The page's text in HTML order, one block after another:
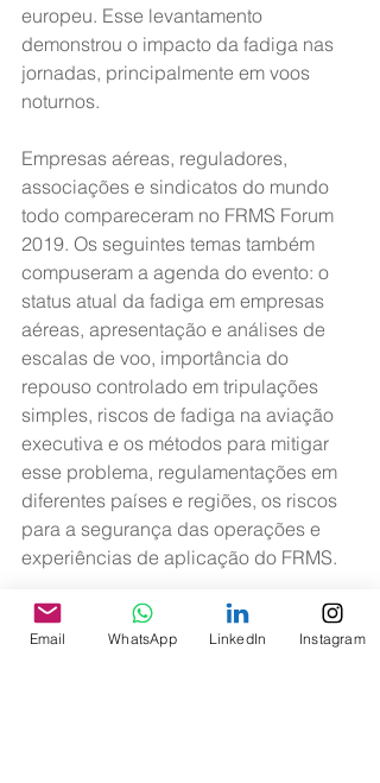
europeu. Esse levantamento
demonstrou o impacto da fadiga nas
jornadas, principalmente em voos
noturnos.
Empresas aéreas, reguladores,
associações e sindicatos do mundo
todo compareceram no FRMS Forum
2019. Os seguintes temas também
compuseram a agenda do evento: o
status atual da fadiga em empresas
aéreas, apresentação e análises de
escalas de voo, importância do
repouso controlado em tripulações
simples, riscos de fadiga na aviação
executiva e os métodos para mitigar
esse problema, regulamentações em
diferentes países e regiões, os riscos
para a segurança das operações e
experiências de aplicação do FRMS.
Conheça mais sobre o Projeto
Fadigômetro no site:
Email WhatsApp LinkedIn Instagram